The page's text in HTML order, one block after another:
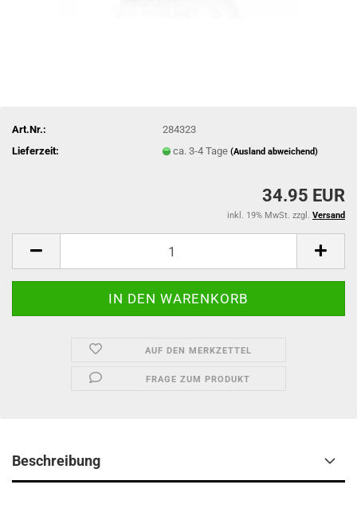
Art.Nr.:
284323
Lieferzeit:
ca. 3-4 Tage(Ausland abweichend)
34.95 EUR
inkl. 19% MwSt. zzgl. Versand
AUF DEN MERKZETTEL
FRAGE ZUM PRODUKT
Beschreibung